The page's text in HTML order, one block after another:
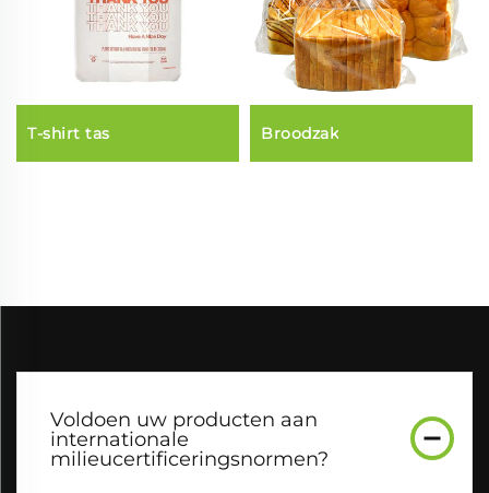
T-shirt tas Broodzak
Voldoen uw producten aan
internationale
milieucertificeringsnormen?